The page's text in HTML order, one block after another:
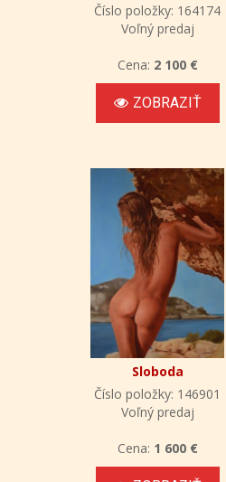
Číslo položky: 164174
Voľný predaj
Cena: 2 100 €
ZOBRAZIŤ
Sloboda
Číslo položky: 146901
Voľný predaj
Cena: 1 600 €